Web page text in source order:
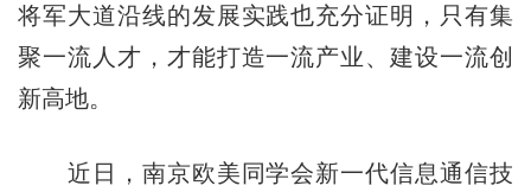
将军大道沿线的发展实践也充分证明，只有集
聚一流人才，才能打造一流产业、建设一流创
新高地。
近日，南京欧美同学会新一代信息通信技